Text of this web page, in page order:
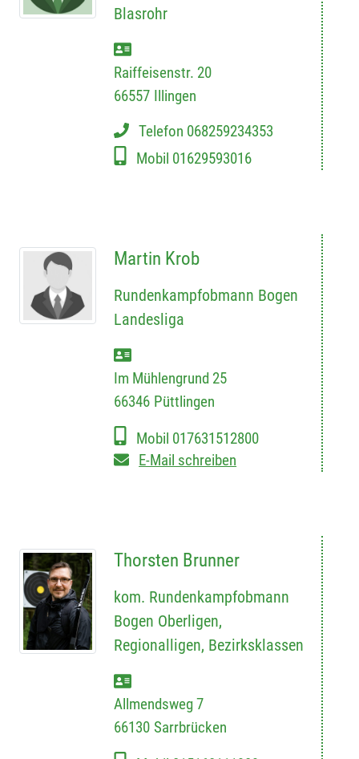
Blasrohr
Raiffeisenstr. 20
66557 Illingen
Telefon 068259234353
Mobil 01629593016
Martin Krob
Rundenkampfobmann Bogen
Landesliga
Im Mühlengrund 25
66346 Püttlingen
Mobil 017631512800
E-Mail schreiben
Thorsten Brunner
kom. Rundenkampfobmann
Bogen Oberligen,
Regionalligen, Bezirksklassen
Allmendsweg 7
66130 Sarrbrücken